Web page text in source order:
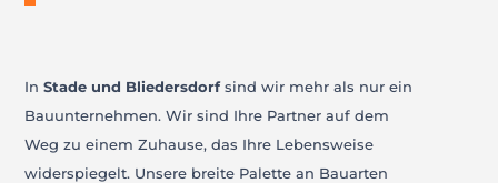
InStade und Bliedersdorfsind wir mehr als nur ein
Bauunternehmen. Wir sind Ihre Partner auf dem
Weg zu einem Zuhause, das Ihre Lebensweise
widerspiegelt. Unsere breite Palette an Bauarten